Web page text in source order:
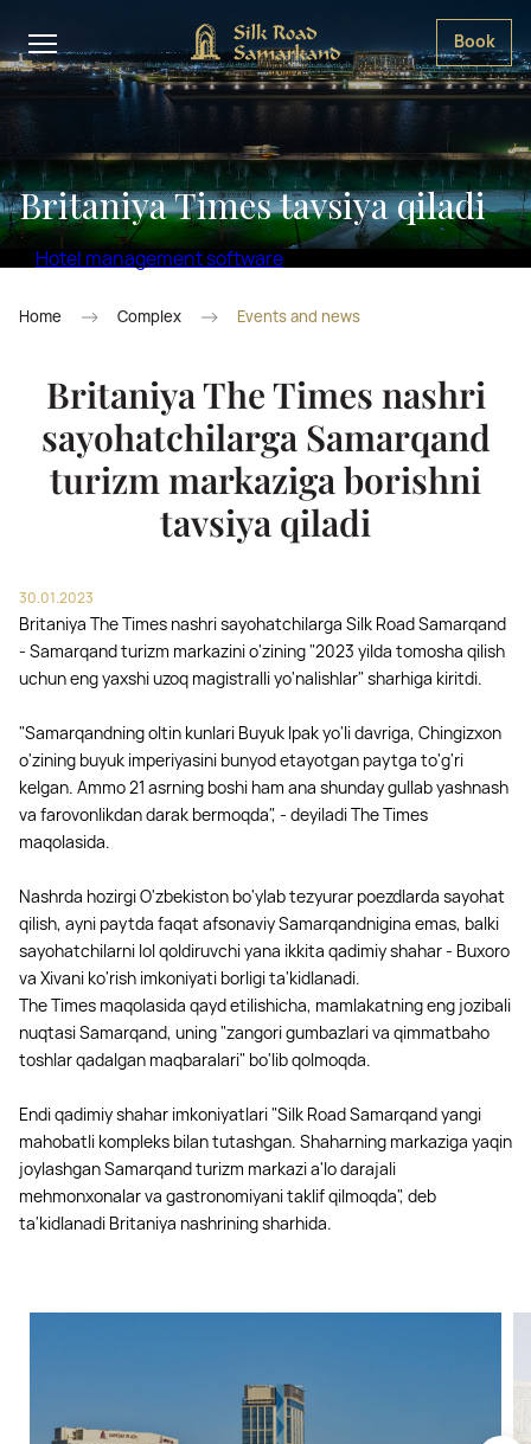
Book
Britaniya Times tavsiya qiladi
Hotel management software
Home Complex Events and news
Britaniya The Times nashri
sayohatchilarga Samarqand
turizm markaziga borishni
tavsiya qiladi
30.01.2023
Britaniya The Times nashri sayohatchilarga Silk Road Samarqand
- Samarqand turizm markazini o'zining "2023 yilda tomosha qilish
uchun eng yaxshi uzoq magistralli yo'nalishlar" sharhiga kiritdi.
"Samarqandning oltin kunlari Buyuk Ipak yo'li davriga, Chingizxon
o'zining buyuk imperiyasini bunyod etayotgan paytga to'g'ri
kelgan. Ammo 21 asrning boshi ham ana shunday gullab yashnash
va farovonlikdan darak bermoqda", - deyiladi The Times
maqolasida.
Nashrda hozirgi O'zbekiston bo'ylab tezyurar poezdlarda sayohat
qilish, ayni paytda faqat afsonaviy Samarqandnigina emas, balki
sayohatchilarni lol qoldiruvchi yana ikkita qadimiy shahar - Buxoro
va Xivani ko'rish imkoniyati borligi ta'kidlanadi.
The Times maqolasida qayd etilishicha, mamlakatning eng jozibali
nuqtasi Samarqand, uning "zangori gumbazlari va qimmatbaho
toshlar qadalgan maqbaralari" bo'lib qolmoqda.
Endi qadimiy shahar imkoniyatlari "Silk Road Samarqand yangi
mahobatli kompleks bilan tutashgan. Shaharning markaziga yaqin
joylashgan Samarqand turizm markazi a'lo darajali
mehmonxonalar va gastronomiyani taklif qilmoqda", deb
ta'kidlanadi Britaniya nashrining sharhida.